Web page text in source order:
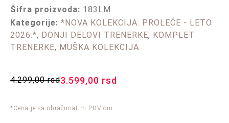
Šifra proizvoda: 183LM
Kategorije: *NOVA KOLEKCIJA. PROLEĆE - LETO
2026.*, DONJI DELOVI TRENERKE, KOMPLET
TRENERKE, MUŠKA KOLEKCIJA
4.299,00rsd3.599,00 rsd
*Cena je sa obračunatim PDV-om